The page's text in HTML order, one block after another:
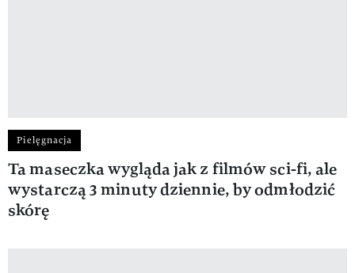
Pielęgnacja
Ta maseczka wygląda jak z filmów sci-fi, ale
wystarczą 3 minuty dziennie, by odmłodzić
skórę